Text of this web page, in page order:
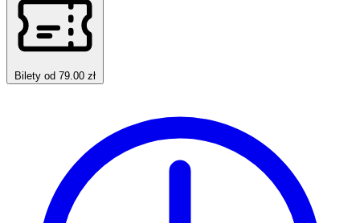
Bilety od 79.00 zł